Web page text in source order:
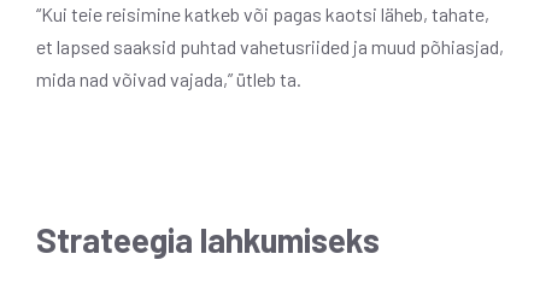
“Kui teie reisimine katkeb või pagas kaotsi läheb, tahate,
et lapsed saaksid puhtad vahetusriided ja muud põhiasjad,
mida nad võivad vajada,” ütleb ta.
Strateegia lahkumiseks